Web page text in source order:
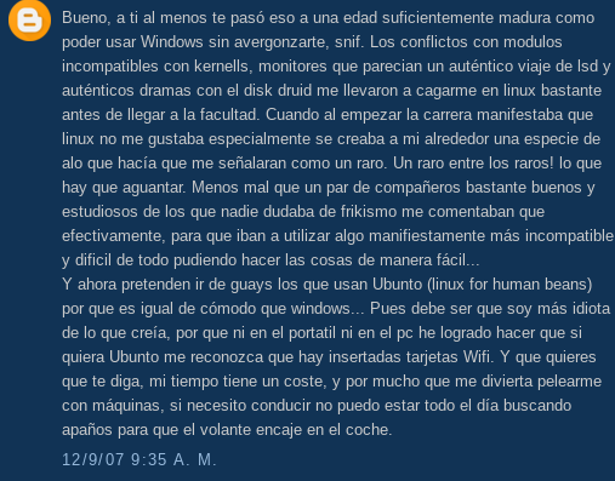
Bueno, a ti al menos te pasó eso a una edad suficientemente madura como
poder usar Windows sin avergonzarte, snif. Los conflictos con modulos
incompatibles con kernells, monitores que parecian un auténtico viaje de lsd y
auténticos dramas con el disk druid me llevaron a cagarme en linux bastante
antes de llegar a la facultad. Cuando al empezar la carrera manifestaba que
linux no me gustaba especialmente se creaba a mi alrededor una especie de
alo que hacía que me señalaran como un raro. Un raro entre los raros! lo que
hay que aguantar. Menos mal que un par de compañeros bastante buenos y
estudiosos de los que nadie dudaba de frikismo me comentaban que
efectivamente, para que iban a utilizar algo manifiestamente más incompatible
y dificil de todo pudiendo hacer las cosas de manera fácil...
Y ahora pretenden ir de guays los que usan Ubunto (linux for human beans)
por que es igual de cómodo que windows... Pues debe ser que soy más idiota
de lo que creía, por que ni en el portatil ni en el pc he logrado hacer que si
quiera Ubunto me reconozca que hay insertadas tarjetas Wifi. Y que quieres
que te diga, mi tiempo tiene un coste, y por mucho que me divierta pelearme
con máquinas, si necesito conducir no puedo estar todo el día buscando
apaños para que el volante encaje en el coche.
12/9/07 9:35 A. M.